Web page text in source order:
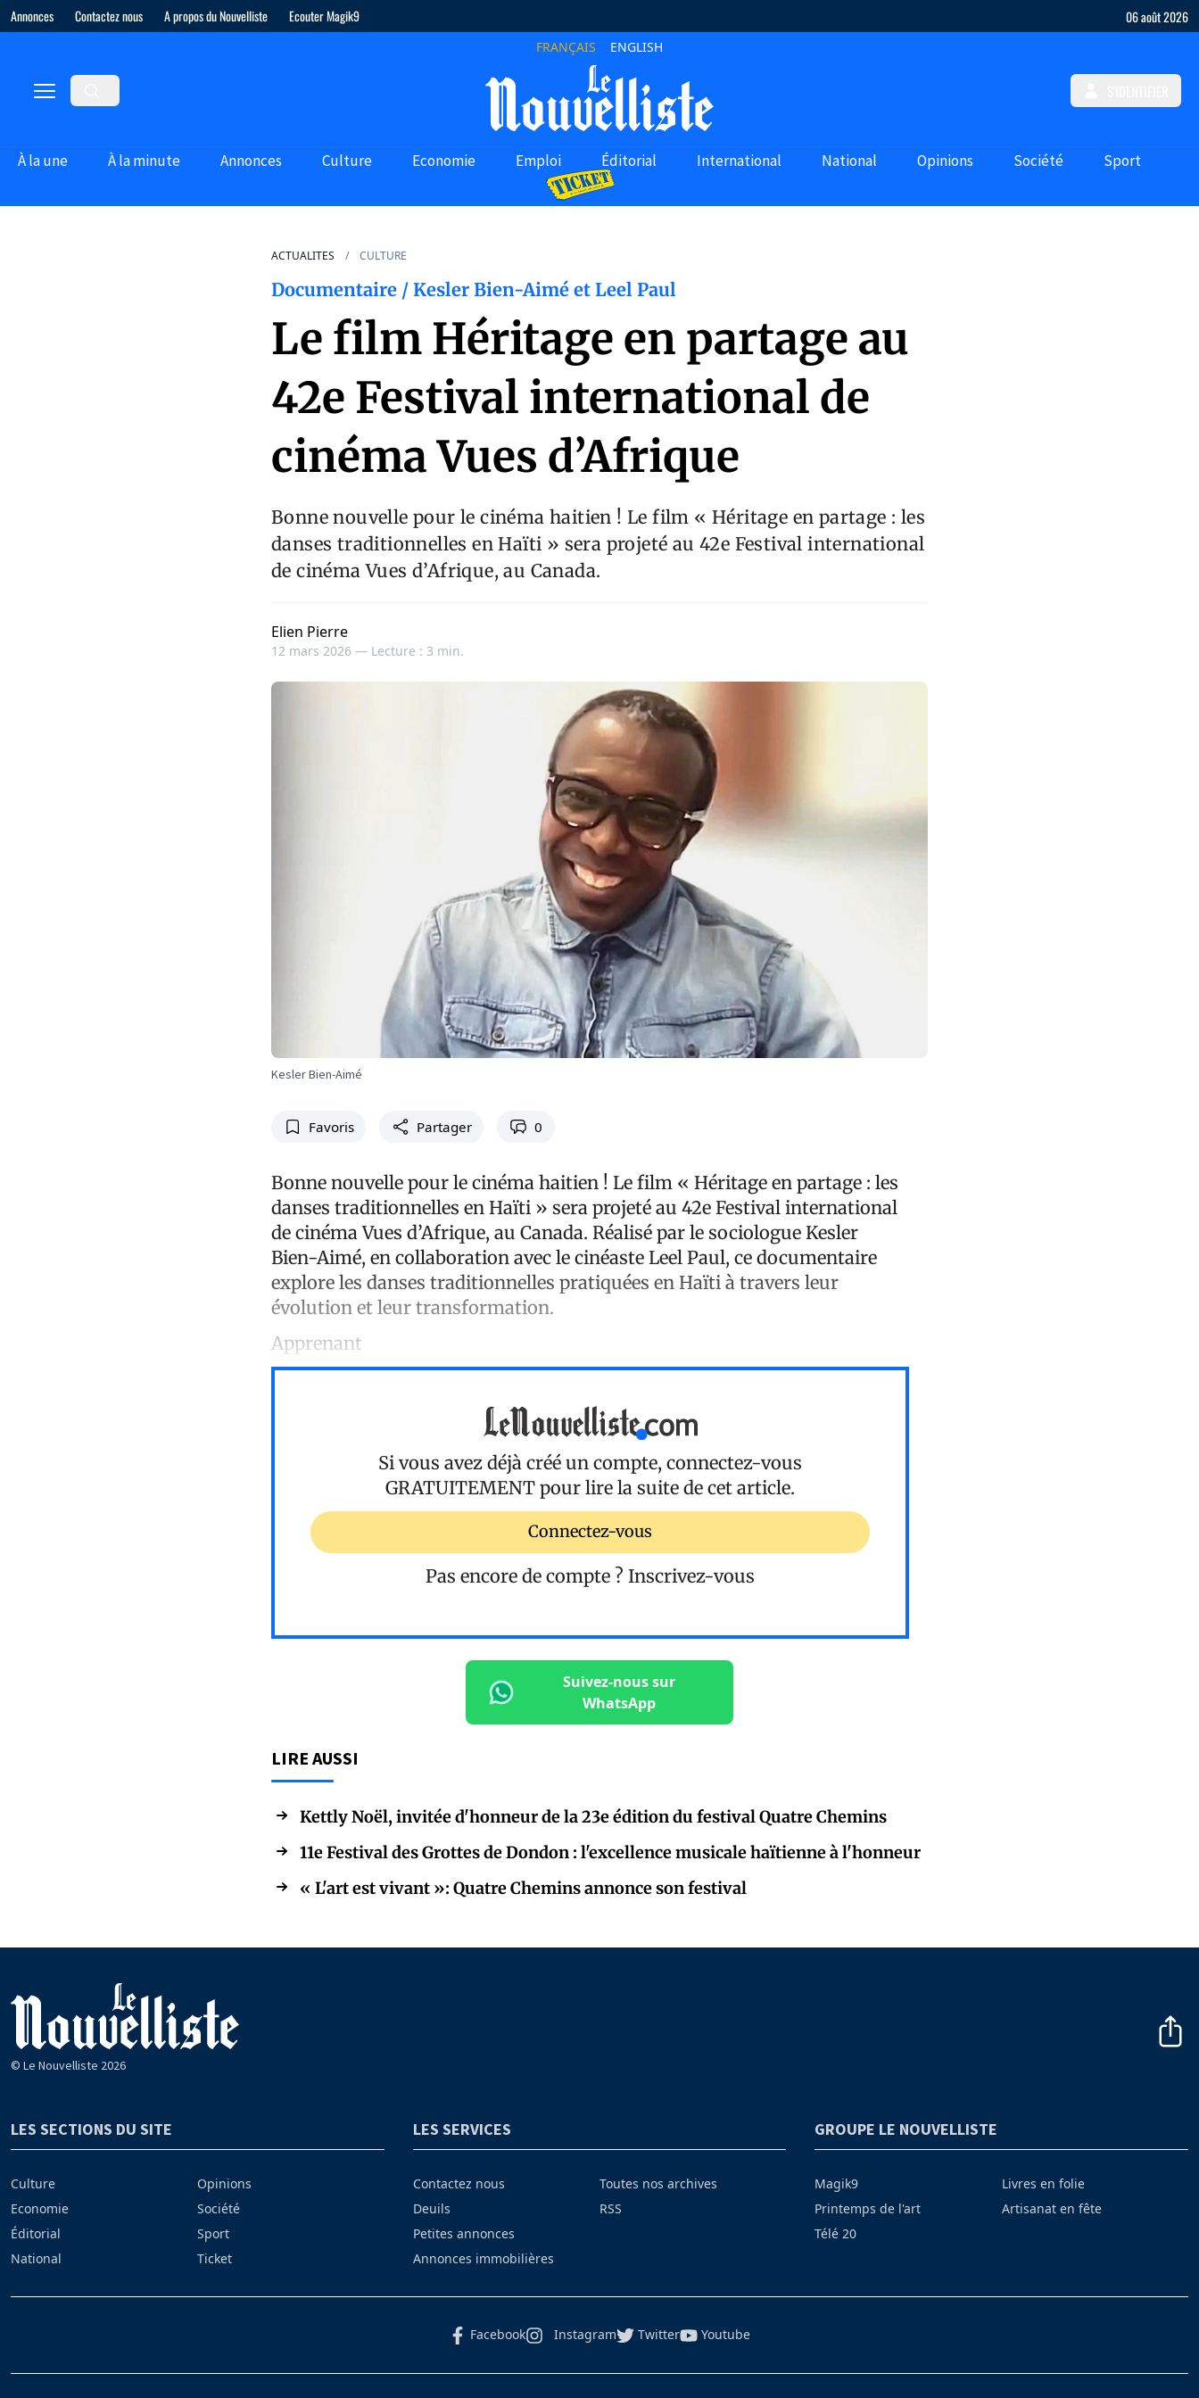
Annonces Contactez nous A propos du Nouvelliste Ecouter Magik9 06 août 2026
FRANÇAIS ENGLISH
À la une À la minute Annonces Culture Economie Emploi Éditorial International National Opinions Société Sport
ACTUALITES CULTURE
Documentaire / Kesler Bien-Aimé et Leel Paul
Le film Héritage en partage au
42e Festival international de
cinéma Vues d’Afrique
Bonne nouvelle pour le cinéma haitien ! Le film « Héritage en partage : les
danses traditionnelles en Haïti » sera projeté au 42e Festival international
de cinéma Vues d’Afrique, au Canada.
Elien Pierre
12 mars 2026 — Lecture : 3 min.
Kesler Bien-Aimé
Favoris Partager 0
Bonne nouvelle pour le cinéma haitien ! Le film « Héritage en partage : les
danses traditionnelles en Haïti » sera projeté au 42e Festival international
de cinéma Vues d’Afrique, au Canada. Réalisé par le sociologue Kesler
Bien-Aimé, en collaboration avec le cinéaste Leel Paul, ce documentaire
explore les danses traditionnelles pratiquées en Haïti à travers leur
évolution et leur transformation.
Apprenant
Si vous avez déjà créé un compte, connectez-vous
GRATUITEMENT pour lire la suite de cet article.
Connectez-vous
Pas encore de compte ? Inscrivez-vous
Suivez-nous sur
WhatsApp
LIRE AUSSI
Kettly Noël, invitée d'honneur de la 23e édition du festival Quatre Chemins
11e Festival des Grottes de Dondon : l'excellence musicale haïtienne à l'honneur
« L'art est vivant »: Quatre Chemins annonce son festival
© Le Nouvelliste 2026
LES SECTIONS DU SITE
Culture
Economie
Éditorial
National
Opinions
Société
Sport
Ticket
LES SERVICES
Contactez nous
Deuils
Petites annonces
Annonces immobilières
Toutes nos archives
RSS
GROUPE LE NOUVELLISTE
Magik9
Printemps de l'art
Télé 20
Livres en folie
Artisanat en fête
Facebook Instagram Twitter Youtube